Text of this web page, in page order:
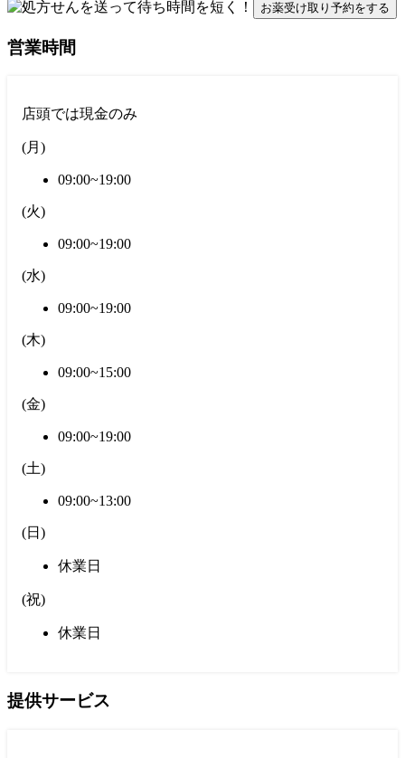
お薬受け取り予約をする
営業時間
店頭では現金のみ
(月 )
09:00~19:00
(火)
09:00~19:00
(水)
09:00~19:00
(木)
09:00~15:00
(金)
09:00~19:00
(土)
09:00~13:00
(日 )
休業日
(祝)
休業日
提供サービス